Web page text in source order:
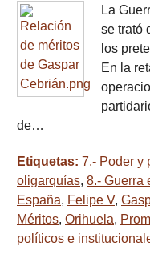
La
se trató
los
En la
de…
Etiquetas: 7.- Poder y
oligarquías, 8.- Guerra
España, Felipe V,
Méritos, Orihuela,
políticos e